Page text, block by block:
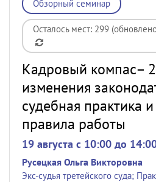
Обзорный семинар
Осталось мест: 299
Кадровый компас–
изменения
судебная практика
правила работы
19 августа c 10:00 до
Русецкая Ольга Викторовна
Экс-судья третейского суда;